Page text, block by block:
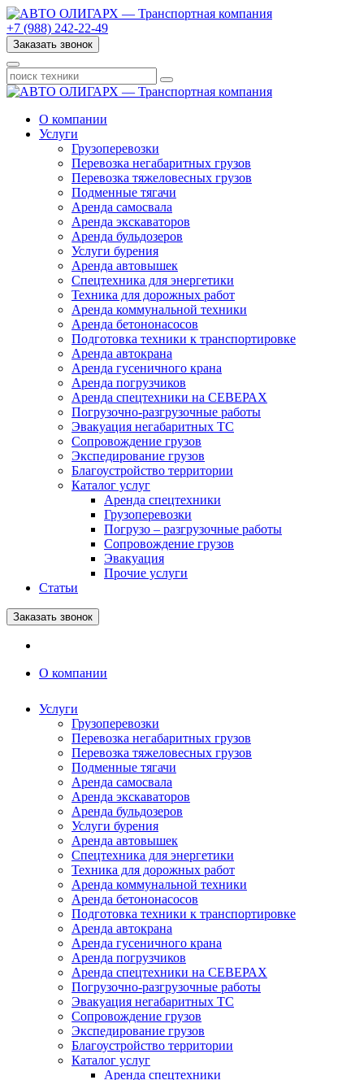
+7 (988) 242-22-49
Заказать звонок
О компании
Услуги
Грузоперевозки
Перевозка негабаритных грузов
Перевозка тяжеловесных грузов
Подменные тягачи
Аренда самосвала
Аренда экскаваторов
Аренда бульдозеров
Услуги бурения
Аренда автовышек
Спецтехника для энергетики
Техника для дорожных работ
Аренда коммунальной техники
Аренда бетононасосов
Подготовка техники к транспортировке
Аренда автокрана
Аренда гусеничного крана
Аренда погрузчиков
Аренда спецтехники на СЕВЕРАХ
Погрузочно-разгрузочные работы
Эвакуация негабаритных ТС
Сопровождение грузов
Экспедирование грузов
Благоустройство территории
Каталог услуг
Аренда спецтехники
Грузоперевозки
Погрузо – разгрузочные работы
Сопровождение грузов
Эвакуация
Прочие услуги
Статьи
Заказать звонок
О компании
Услуги
Грузоперевозки
Перевозка негабаритных грузов
Перевозка тяжеловесных грузов
Подменные тягачи
Аренда самосвала
Аренда экскаваторов
Аренда бульдозеров
Услуги бурения
Аренда автовышек
Спецтехника для энергетики
Техника для дорожных работ
Аренда коммунальной техники
Аренда бетононасосов
Подготовка техники к транспортировке
Аренда автокрана
Аренда гусеничного крана
Аренда погрузчиков
Аренда спецтехники на СЕВЕРАХ
Погрузочно-разгрузочные работы
Эвакуация негабаритных ТС
Сопровождение грузов
Экспедирование грузов
Благоустройство территории
Каталог услуг
Аренда спецтехники